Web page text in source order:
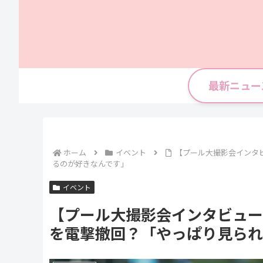
最新ニュ
ホーム イベント
【プール大撮影会イン
るのが好きなんです」
イベント
【プール大撮影会インタビュ
を電撃撤回？「やっぱり見ら